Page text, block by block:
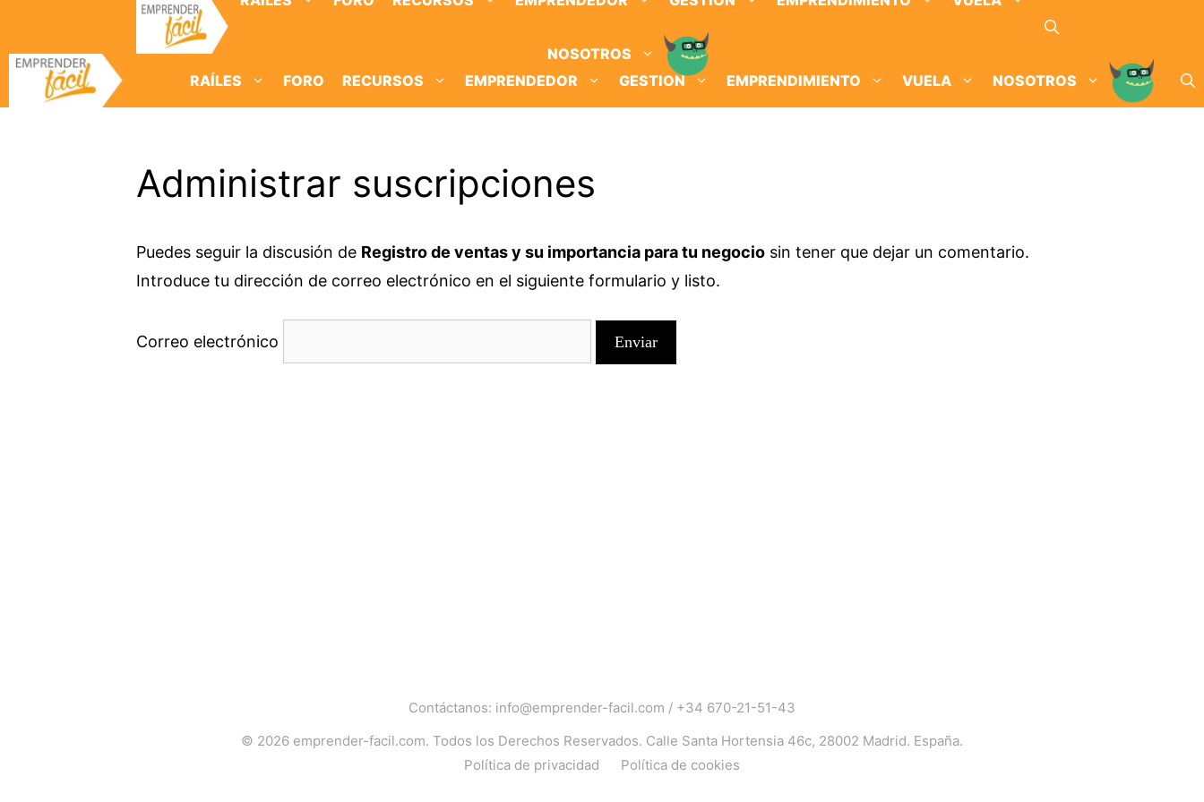
contenido
NOSOTROS
RAÍLES
FORO RECURSOS EMPRENDEDOR GESTION EMPRENDIMIENTO VUELA NOSOTROS
Administrar suscripciones
Puedes seguir la discusión de Registro de ventas y su importancia para tu negocio sin tener que dejar un comentario.
Introduce tu dirección de correo electrónico en el siguiente formulario y listo.
Correo electrónico
Contáctanos: info@emprender-facil.com / +34 670-21-51-43
© 2026 emprender-facil.com. Todos los Derechos Reservados. Calle Santa Hortensia 46c, 28002 Madrid. España.
Política de privacidad
Política de cookies